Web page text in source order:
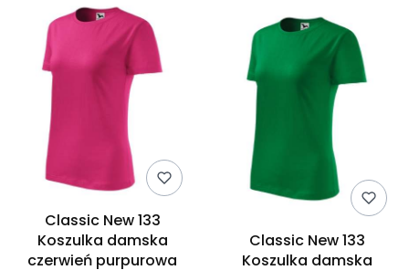
Classic New 133
Koszulka damska
czerwień purpurowa
Classic New 133
Koszulka damska